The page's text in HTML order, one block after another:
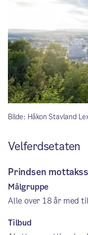
Bilde: Håkon Stavland
Velferdsetaten
Prindsen
Målgruppe
Alle over 18 år med
Tilbud